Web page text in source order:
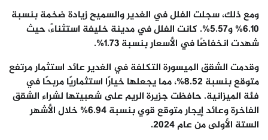
ومع ذلك، سجلت الفلل في الغدير والسميح زيادة ضخمة بنسبة
6.10% و5.57%. كانت الفلل في مدينة خليفة استثناءً، حيث
شهدت انخفاضًا في الأسعار بنسبة 1.73
%
.
وقدمت الشقق الميسورة التكلفة في الغدير عائد استثمار مرتفع
متوقع بنسبة 8.52%، مما يجعلها خيارًا استثماريًا مربحًا في
فئة الميزانية. حافظت جزيرة الريم على شعبيتها لشراء الشقق
الفاخرة وعائد إيجار متوقع قوي بنسبة 6.94% خلال الأشهر
الستة الأولى من عام 2024
.